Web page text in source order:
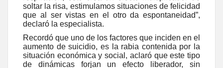
soltar la risa, estimulamos situaciones de felicidad
que al ser vistas en el otro da espontaneidad”,
declaró la especialista.
Recordó que uno de los factores que inciden en el
aumento de suicidio, es la rabia contenida por la
situación económica y social, aclaró que este tipo
de dinámicas forjan un efecto liberador, sin